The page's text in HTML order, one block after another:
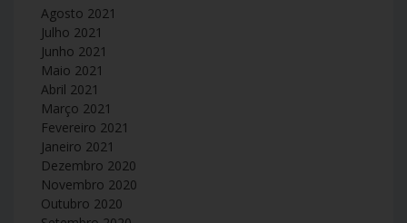
Agosto 2021
Julho 2021
Junho 2021
Maio 2021
Abril 2021
Março 2021
Fevereiro 2021
Janeiro 2021
Dezembro 2020
Novembro 2020
Outubro 2020